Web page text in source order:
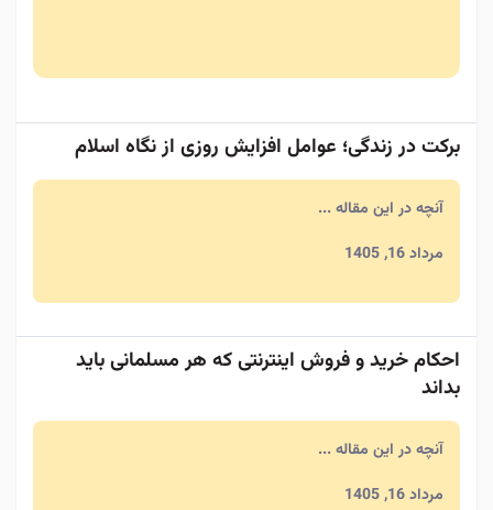
برکت در زندگی؛ عوامل افزایش روزی از نگاه اسلام
آنچه در این مقاله ...
مرداد 16, 1405
احکام خرید و فروش اینترنتی که هر مسلمانی باید
بداند
آنچه در این مقاله ...
مرداد 16, 1405